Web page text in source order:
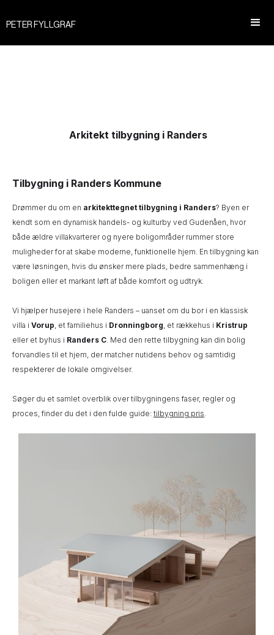
PETER FYLLGRAF
Arkitekt tilbygning i Randers
Tilbygning i Randers Kommune
Drømmer du om en arkitekttegnet tilbygning i Randers? Byen er
kendt som en dynamisk handels- og kulturby ved Gudenåen, hvor
både ældre villakvarterer og nyere boligområder rummer store
muligheder for at skabe moderne, funktionelle hjem. En tilbygning kan
være løsningen, hvis du ønsker mere plads, bedre sammenhæng i
boligen eller et markant løft af både komfort og udtryk.
Vi hjælper husejere i hele Randers – uanset om du bor i en klassisk
villa i Vorup, et familiehus i Dronningborg, et rækkehus i Kristrup
eller et byhus i Randers C. Med den rette tilbygning kan din bolig
forvandles til et hjem, der matcher nutidens behov og samtidig
respekterer de lokale omgivelser.
Søger du et samlet overblik over tilbygningens faser, regler og
proces, finder du det i den fulde guide: tilbygning pris.